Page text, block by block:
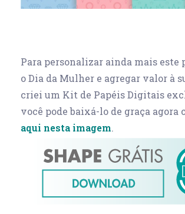
Para personalizar ainda mais este
o Dia da Mulher e agregar valor à
criei um Kit de Papéis Digitais
você pode baixá-lo de graça agora
aqui nesta imagem.